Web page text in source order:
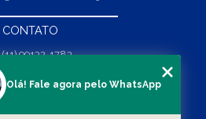
CONTATO
(11) 99132-1783
(11) 99132-1783
Olá! Fale agora pelo WhatsApp